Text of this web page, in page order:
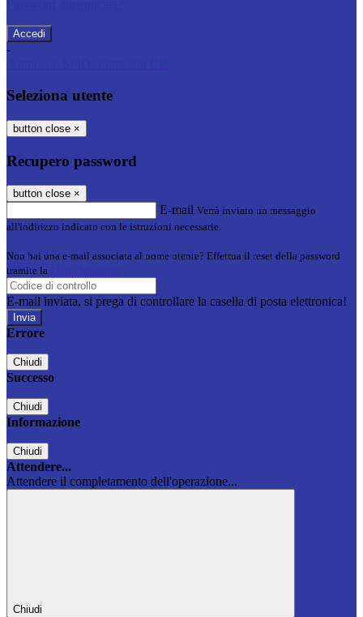
-
Seleziona utente
button close ×
Recupero password
button close ×
E-mail Verrà inviato un messaggio
all'indirizzo indicato con le istruzioni necessarie.
Non hai una e-mail associata al nome utente? Effettua il reset della password
tramite la
E-mail inviata, si prega di controllare la casella di posta elettronica!
Errore
Chiudi
Successo
Chiudi
Informazione
Chiudi
Attendere...
Attendere il completamento dell'operazione...
Chiudi